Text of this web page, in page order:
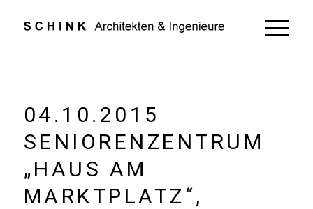
04.10.2015
SENIORENZENTRUM
„HAUS AM
MARKTPLATZ“,